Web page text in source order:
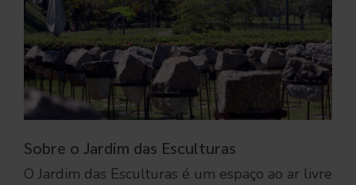
Sobre o Jardim das Esculturas
O Jardim das Esculturas é um espaço ao ar livre